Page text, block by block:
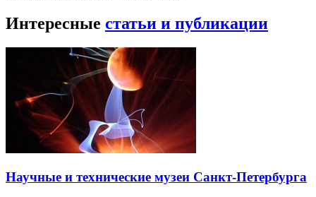
Интересные статьи и публикации
Научные и технические музеи Санкт-Петербурга